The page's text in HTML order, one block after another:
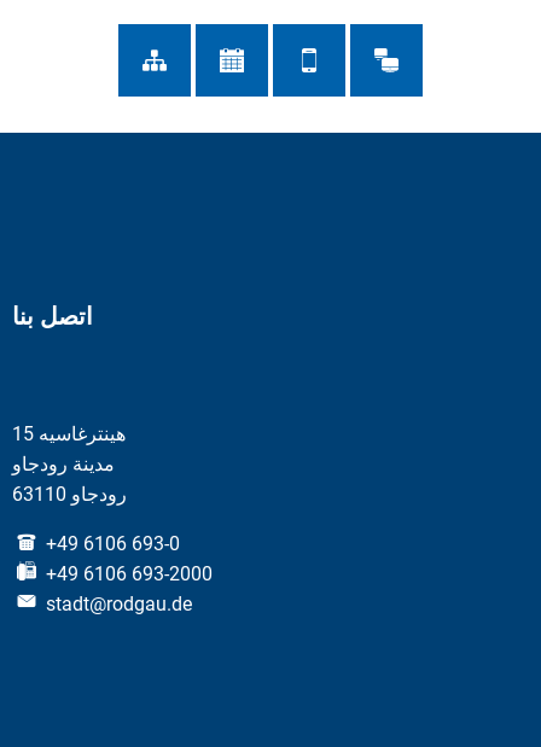
اتصل بنا
هينترغاسيه 15
مدينة رودجاو
63110 رودجاو
+49 6106 693-0
+49 6106 693-2000
stadt@rodgau.de